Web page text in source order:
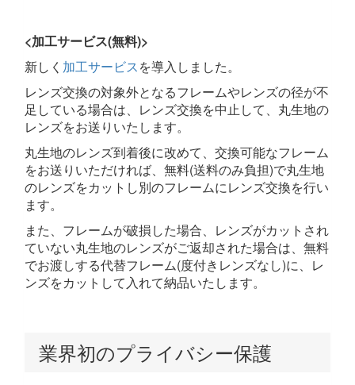
<加工サービス(無料)>
新しく 加工サービスを導入しました。
レンズ交換の対象外となるフレームやレンズの径が不
足している場合は、レンズ交換を中止して、丸生地の
レンズをお送りいたします。
丸生地のレンズ到着後に改めて、交換可能なフレーム
をお送りいただければ、無料(送料のみ負担)で丸生地
のレンズをカットし別のフレームにレンズ交換を行い
ます。
また、フレームが破損した場合、レンズがカットされ
ていない丸生地のレンズがご返却された場合は、無料
でお渡しする代替フレーム(度付きレンズなし)に、レ
ンズをカットして入れて納品いたします。
業界初のプライバシー保護